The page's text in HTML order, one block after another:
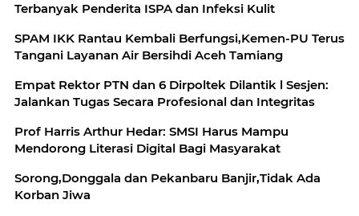
Terbanyak Penderita ISPA dan Infeksi Kulit
SPAM IKK Rantau Kembali Berfungsi,Kemen-PU Terus
Tangani Layanan Air Bersihdi Aceh Tamiang
Empat Rektor PTN dan 6 Dirpoltek Dilantik l Sesjen:
Jalankan Tugas Secara Profesional dan Integritas
Prof Harris Arthur Hedar: SMSI Harus Mampu
Mendorong Literasi Digital Bagi Masyarakat
Sorong,Donggala dan Pekanbaru Banjir,Tidak Ada
Korban Jiwa